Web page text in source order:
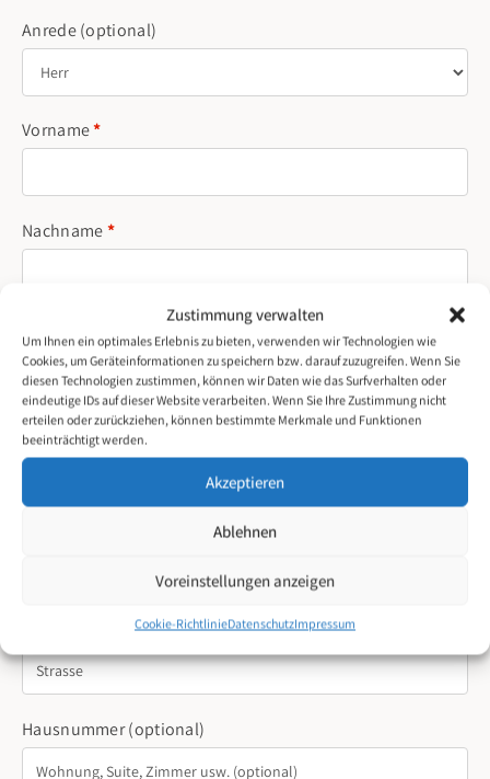
Zustimmung verwalten
Um Ihnen ein optimales Erlebnis zu bieten, verwenden wir Technologien wie
Cookies, um Geräteinformationen zu speichern bzw. darauf zuzugreifen. Wenn Sie
diesen Technologien zustimmen, können wir Daten wie das Surfverhalten oder
eindeutige IDs auf dieser Website verarbeiten. Wenn Sie Ihre Zustimmung nicht
erteilen oder zurückziehen, können bestimmte Merkmale und Funktionen
beeinträchtigt werden.
Akzeptieren
Ablehnen
Voreinstellungen anzeigen
Cookie-RichtlinieDatenschutzImpressum
Anrede(optional)
Vorname*
Nachname*
Geburtstag *
Land / Region*
Hausnummer(optional)